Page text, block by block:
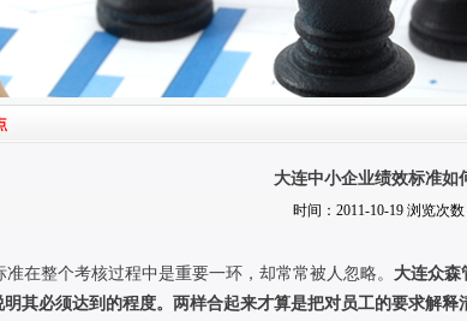
大连中小企业绩效标准如
时间：2011-10-19 浏览次数
在整个考核过程中是重要一环，却常常被人忽略。 大连众森
其必须达到的程度。两样合起来才算是把对员工的要求解释